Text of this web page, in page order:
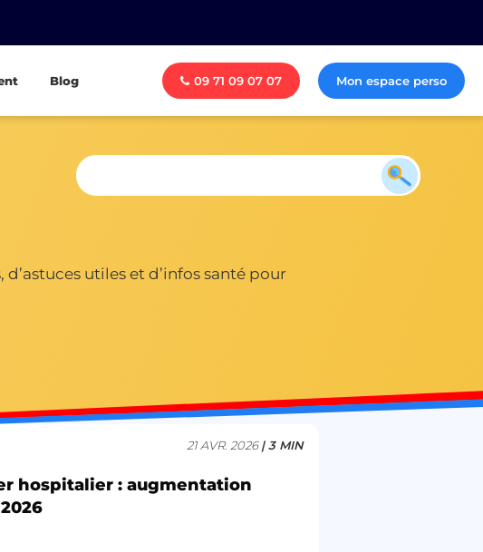
Blog 09 71 09 07 07 Mon espace perso
utiles et d’infos santé pour
21 AVR. 2026| 3 MIN
hospitalier : augmentation